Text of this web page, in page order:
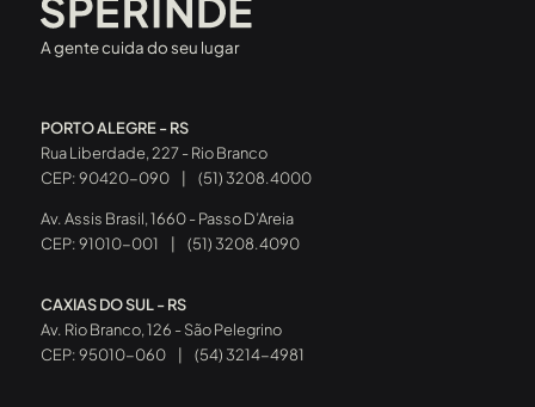
A gente cuida do seu lugar
PORTO ALEGRE - RS
Rua Liberdade, 227 - Rio Branco
CEP: 90420-090
(51) 3208.4000
Av. Assis Brasil, 1660 - Passo D’Areia
CEP: 91010-001
(51) 3208.4090
CAXIAS DO SUL - RS
Av. Rio Branco, 126 - São Pelegrino
CEP: 95010-060
(54) 3214-4981